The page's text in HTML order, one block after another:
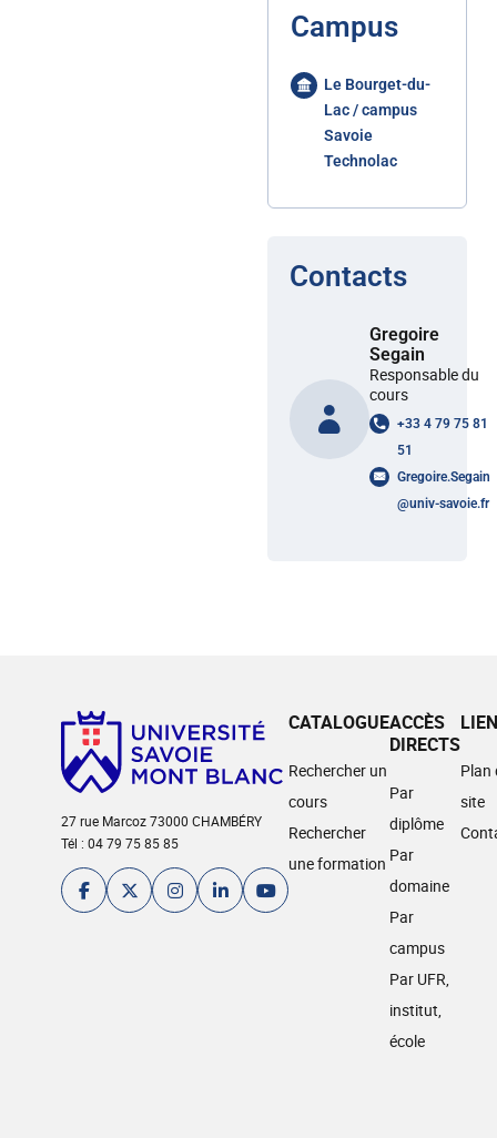
Campus
Le Bourget-du-
Lac / campus
Savoie
Technolac
Contacts
Gregoire
Segain
Responsable du
cours
+33 4 79 75 81
51
Gregoire.Segain
@univ-savoie.fr
27 rue Marcoz 73000 CHAMBÉRY
Tél : 04 79 75 85 85
CATALOGUE
Rechercher un
cours
Rechercher
une formation
ACCÈS
DIRECTS
Par
diplôme
Par
domaine
Par
campus
Par UFR,
institut,
école
Plan
site